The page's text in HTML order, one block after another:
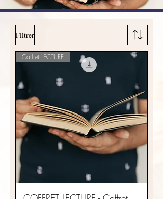
Filtrer
Coffret LECTURE